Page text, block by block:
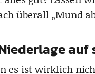
überall „Mund
auf
es ist wirklich